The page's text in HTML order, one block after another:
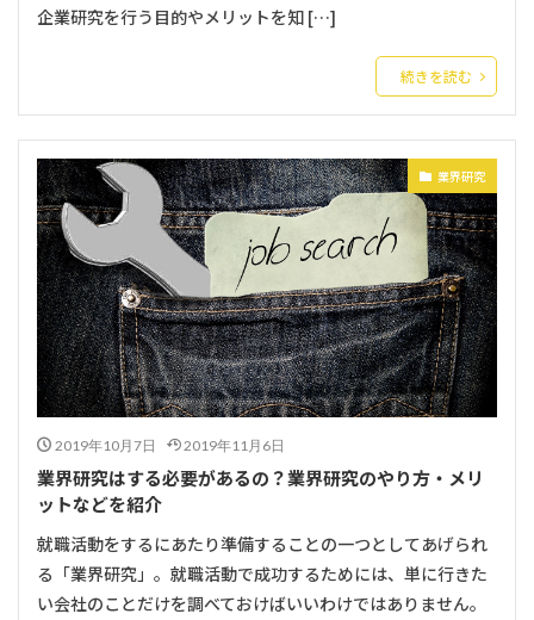
企業研究を行う目的やメリットを知 […]
続きを読む
業界研究
2019年10月7日 2019年11月6日
業界研究はする必要があるの？業界研究のやり方・メリ
ットなどを紹介
就職活動をするにあたり準備することの一つとしてあげられ
る「業界研究」。就職活動で成功するためには、単に行きた
い会社のことだけを調べておけばいいわけではありません。